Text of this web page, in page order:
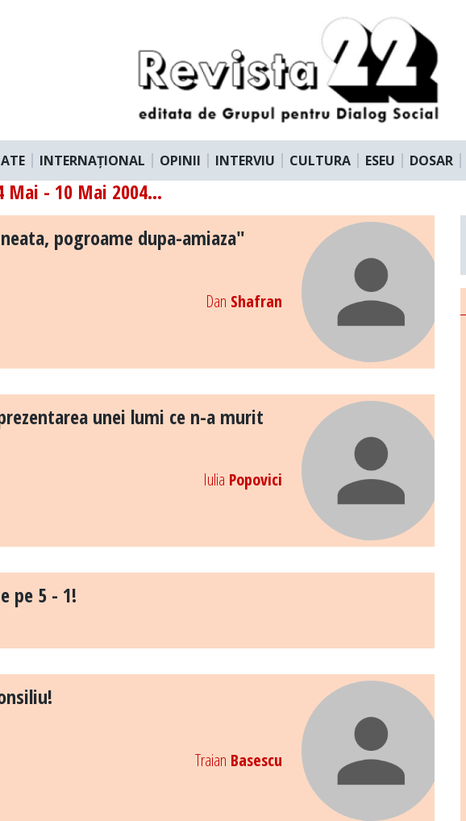
INTERNAȚIONAL OPINII INTERVIU CULTURA ESEU DOSAR
Mai - 10 Mai 2004...
pogroame dupa-amiaza"
Dan Shafran
unei lumi ce n-a murit
Iulia Popovici
pe 5 - 1!
Traian Basescu